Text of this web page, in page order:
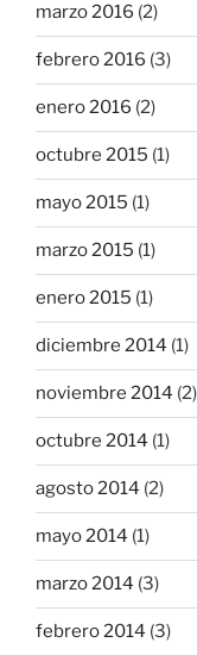
marzo 2016 (2)
febrero 2016 (3)
enero 2016 (2)
octubre 2015 (1)
mayo 2015 (1)
marzo 2015 (1)
enero 2015 (1)
diciembre 2014 (1)
noviembre 2014 (2)
octubre 2014 (1)
agosto 2014 (2)
mayo 2014 (1)
marzo 2014 (3)
febrero 2014 (3)